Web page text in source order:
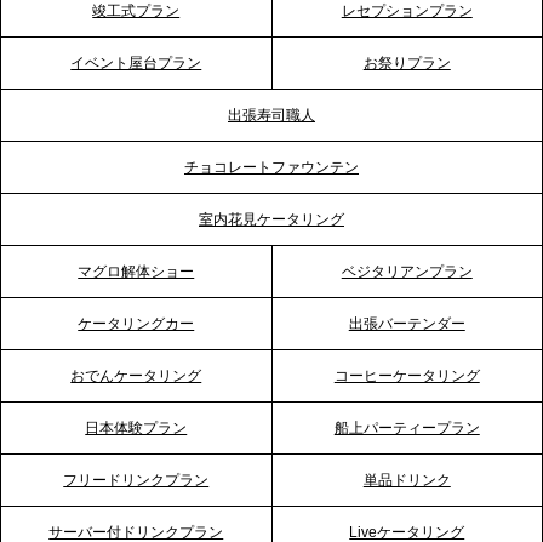
プレスリリースのご案内｜ケータリングのセカンド
2026.5.12
プレスリリースのご案内｜ケータリングのセカンド
2026.4.21
プレスリリースのご案内｜「温かな食」が会話のス
イッチに。新入社員研修で《食体験としてのケータ
プレスリリースのご案内｜ケータリングのセカンド
テーブル、横浜事務所を新設。神奈川エリアのサー
竣工式プラン レセプションプラン
イベント屋台プラン お祭りプラン
出張寿司職人
チョコレートファウンテン
室内花見ケータリング
マグロ解体ショー ベジタリアンプラン
ケータリングカー 出張バーテンダー
おでんケータリング コーヒーケータリング
日本体験プラン 船上パーティープラン
フリードリンクプラン 単品ドリンク
サーバー付ドリンクプラン Liveケータリング